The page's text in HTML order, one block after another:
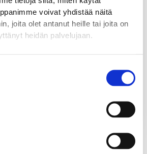
voivat yhdistää näitä
joita olet antanut heille tai joita on
heidän palvelujaan.
KK-hinta sisältää
veloitetaan Fennoan
kk ja laskukohtaiset
tositekohtaisista kuluista